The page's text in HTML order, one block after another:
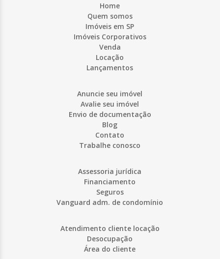
Home
Quem somos
Imóveis em SP
Imóveis Corporativos
Venda
Locação
Lançamentos
Anuncie seu imóvel
Avalie seu imóvel
Envio de documentação
Blog
Contato
Trabalhe conosco
Assessoria jurídica
Financiamento
Seguros
Vanguard adm. de condomínio
Atendimento cliente locação
Desocupação
Área do cliente